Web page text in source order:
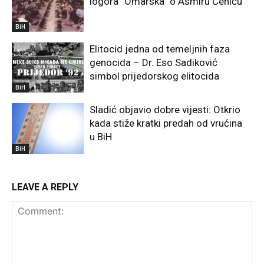
BiH
BiH
Elitocid jedna od temeljnih faza
genocida – Dr. Eso Sadiković
simbol prijedorskog elitocida
BiH
Sladić objavio dobre vijesti: Otkrio
kada stiže kratki predah od vrućina
u BiH
LEAVE A REPLY